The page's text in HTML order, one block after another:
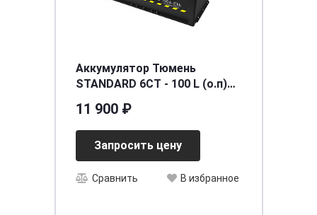
Аккумулятор Тюмень
STANDARD 6СТ - 100 L (о.п)
11 900 ₽
Запросить цену
Сравнить В избранное